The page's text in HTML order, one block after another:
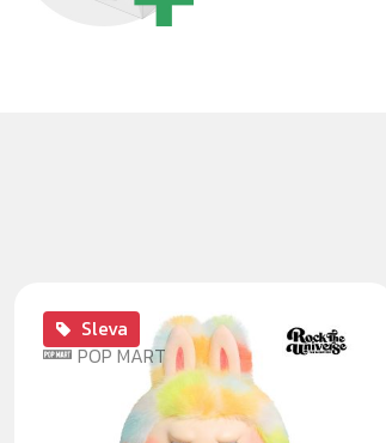
POP MART
LABUBU THE MONSTERS -
ROCK THE UNIVERSE 37CM
Sleva